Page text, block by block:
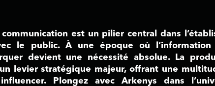
est un pilier central dans
le public. À une époque où
devient une nécessité absolue. La
levier stratégique majeur, offrant une
Plongez avec Arkenys dans